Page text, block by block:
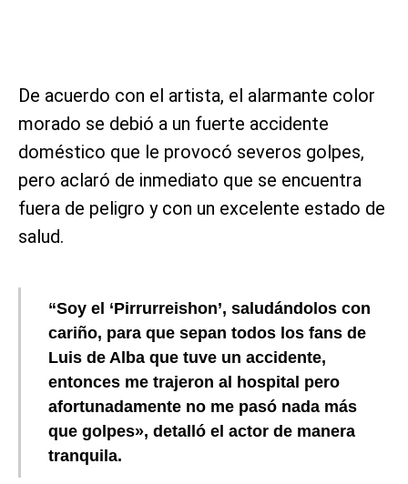
De acuerdo con el artista, el alarmante color
morado se debió a un fuerte accidente
doméstico que le provocó severos golpes,
pero aclaró de inmediato que se encuentra
fuera de peligro y con un excelente estado de
salud.
“Soy el ‘Pirrurreishon’, saludándolos con
cariño, para que sepan todos los fans de
Luis de Alba que tuve un accidente,
entonces me trajeron al hospital pero
afortunadamente no me pasó nada más
que golpes», detalló el actor de manera
tranquila.